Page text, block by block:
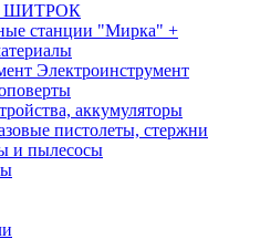
ШИТРОК
станции "Мирка" +
Электроинструмент
аккумуляторы
пистолеты, стержни
и пылесосы